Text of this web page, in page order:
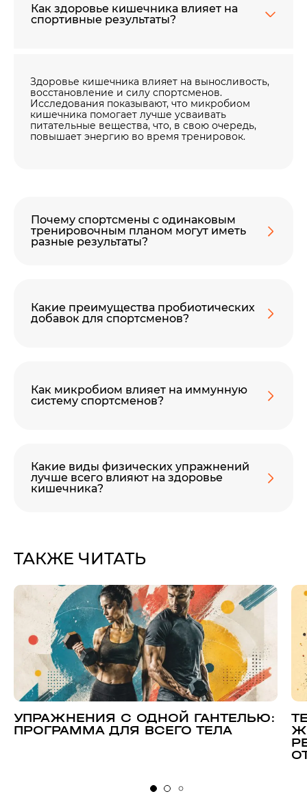
Как здоровье кишечника влияет на
спортивные результаты?
Здоровье кишечника влияет на выносливость,
восстановление и силу спортсменов.
Исследования показывают, что микробиом
кишечника помогает лучше усваивать
питательные вещества, что, в свою очередь,
повышает энергию во время тренировок.
Почему спортсмены с одинаковым
тренировочным планом могут иметь
разные результаты?
Какие преимущества пробиотических
добавок для спортсменов?
Как микробиом влияет на иммунную
систему спортсменов?
Какие виды физических упражнений
лучше всего влияют на здоровье
кишечника?
ТАКЖЕ ЧИТАТЬ
УПРАЖНЕНИЯ С ОДНОЙ ГАНТЕЛЬЮ:
ПРОГРАММА ДЛЯ ВСЕГО ТЕЛА